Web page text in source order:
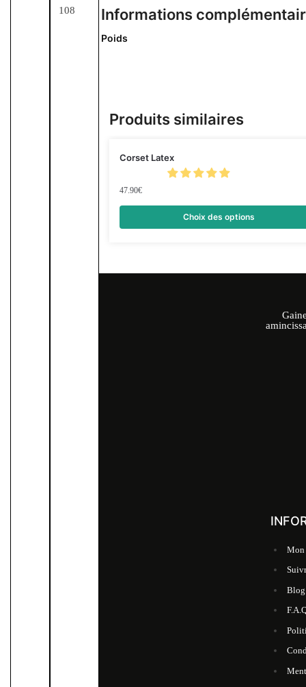
108
Informations
Poids
Produits similaires
Corset Latex
47.90€
Choix des options
Mon
Blog